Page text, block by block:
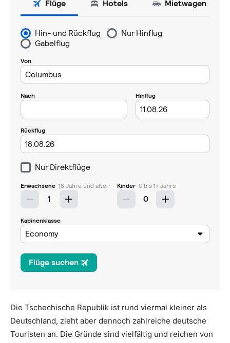
Die Tschechische Republik ist rund viermal kleiner als
Deutschland, zieht aber dennoch zahlreiche deutsche
Touristen an. Die Gründe sind vielfältig und reichen von